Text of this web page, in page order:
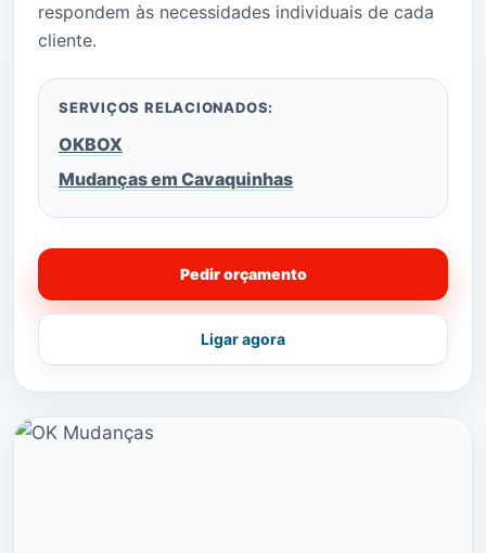
respondem às necessidades individuais de cada
cliente.
SERVIÇOS RELACIONADOS:
OKBOX
Mudanças em Cavaquinhas
Pedir orçamento
Ligar agora